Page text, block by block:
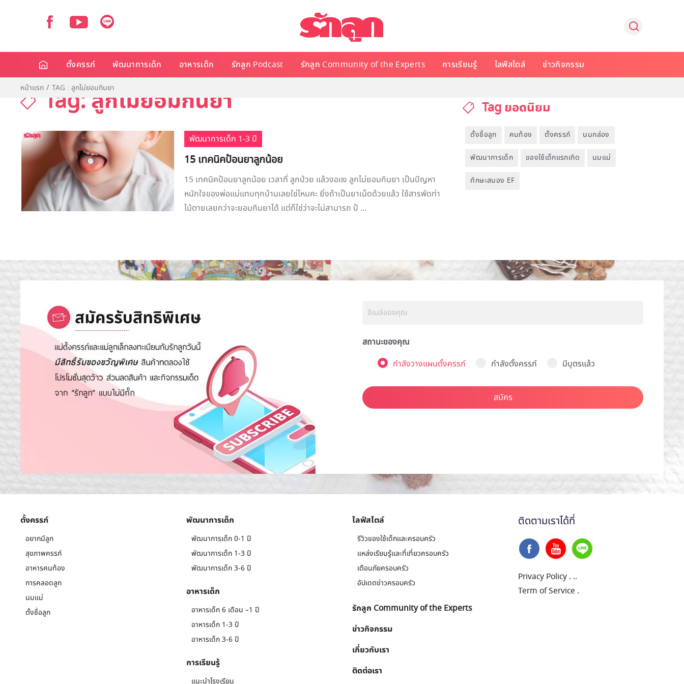
ตั้งครรภ์ พัฒนาการเด็ก อาหารเด็ก รักลูก Podcast รักลูก Community of the Experts การเรียนรู้ ไลฟ์สไตล์ ข่าวกิจกรรม
หน้าแรก TAG : ลูกไม่ยอมกินยา
Tag: ลูกไม่ยอมกินยา
พัฒนาการเด็ก 1-3 ปี
15 เทคนิคป้อนยาลูกน้อย
15 เทคนิคป้อนยาลูกน้อย เวลาที่ ลูกป่วย แล้วงอแง ลูกไม่ยอมกินยา เป็นปัญหา
หนักใจของพ่อแม่แทบทุกบ้านเลยใช่ไหมคะ ยิ่งถ้าเป็นยาเม็ดด้วยแล้ว ใช้สารพัดท่า
ไม้ตายเลยกว่าจะยอมกินยาได้ แต่ก็ใช่ว่าจะไม่สามารถ ป้ ...
Tag ยอดนิยม
ตั้งชื่อลูก คนท้อง ตั้งครรภ์ นมกล่อง
พัฒนาการเด็ก ของใช้เด็กแรกเกิด นมแม่
ทักษะสมอง EF
สถานะของคุณ
กำลังวางแผนตั้งครรภ์
กำลังตั้งครรภ์ มีบุตรแล้ว
สมัคร
ตั้งครรภ์
อยากมีลูก
สุขภาพครรภ์
อาหารคนท้อง
การคลอดลูก
นมแม่
ตั้งชื่อลูก
พัฒนาการเด็ก
พัฒนาการเด็ก 0-1 ปี
พัฒนาการเด็ก 1-3 ปี
พัฒนาการเด็ก 3-6 ปี
อาหารเด็ก
อาหารเด็ก 6 เดือน –1 ปี
อาหารเด็ก 1-3 ปี
อาหารเด็ก 3-6 ปี
การเรียนรู้
แนะนำโรงเรียน
ไลฟ์สไตล์
รีวิวของใช้เด็กและครอบครัว
แหล่งเรียนรู้และที่เที่ยวครอบครัว
เตือนภัยครอบครัว
อัปเดตข่าวครอบครัว
รักลูก Community of the Experts
ข่าวกิจกรรม
เกี่ยวกับเรา
ติดต่อเรา
ติดตามเราได้ที่
Privacy Policy . ..
Term of Service .